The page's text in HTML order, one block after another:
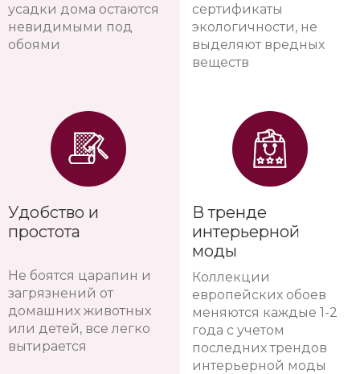
усадки дома остаются
невидимыми под
обоями
Удобство и
простота
Не боятся царапин и
загрязнений от
домашних животных
или детей, все легко
вытирается
сертификаты
экологичности, не
выделяют вредных
веществ
В тренде
интерьерной
моды
Коллекции
европейских обоев
меняются каждые 1-2
года с учетом
последних трендов
интерьерной моды